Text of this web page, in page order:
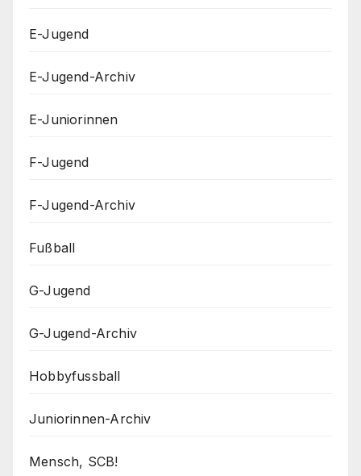
E-Jugend
E-Jugend-Archiv
E-Juniorinnen
F-Jugend
F-Jugend-Archiv
Fußball
G-Jugend
G-Jugend-Archiv
Hobbyfussball
Juniorinnen-Archiv
Mensch, SCB!